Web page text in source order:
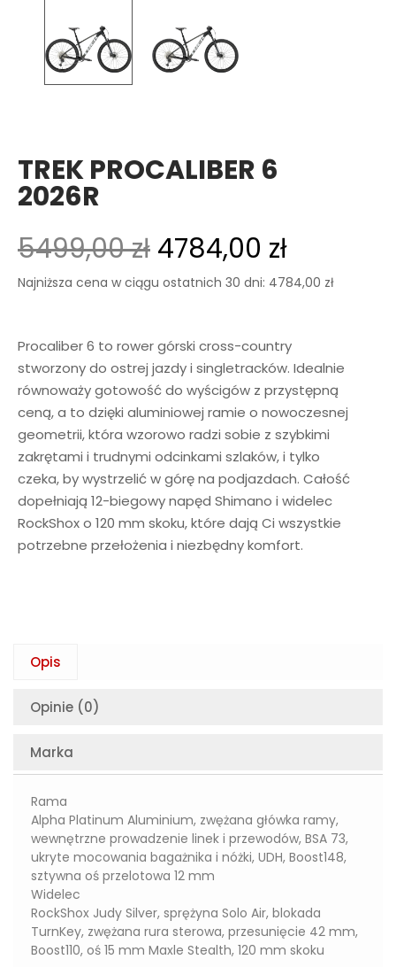
TREK PROCALIBER 6
2026R
5499,00zł 4784,00 zł
Najniższa cena w ciągu ostatnich 30 dni: 4784,00 zł
Procaliber 6 to rower górski cross-country
stworzony do ostrej jazdy i singletracków. Idealnie
równoważy gotowość do wyścigów z przystępną
ceną, a to dzięki aluminiowej ramie o nowoczesnej
geometrii, która wzorowo radzi sobie z szybkimi
zakrętami i trudnymi odcinkami szlaków, i tylko
czeka, by wystrzelić w górę na podjazdach. Całość
dopełniają 12-biegowy napęd Shimano i widelec
RockShox o 120 mm skoku, które dają Ci wszystkie
potrzebne przełożenia i niezbędny komfort.
Opis
Opinie (0)
Marka
Rama
Alpha Platinum Aluminium, zwężana główka ramy,
wewnętrzne prowadzenie linek i przewodów, BSA 73,
ukryte mocowania bagażnika i nóżki, UDH, Boost148,
sztywna oś przelotowa 12 mm
Widelec
RockShox Judy Silver, sprężyna Solo Air, blokada
TurnKey, zwężana rura sterowa, przesunięcie 42 mm,
Boost110, oś 15 mm Maxle Stealth, 120 mm skoku